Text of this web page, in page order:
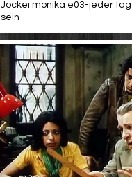
Jockei monika e03-jeder
sein